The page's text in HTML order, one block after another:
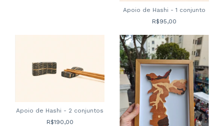
Apoio de Hashi - 1 conjunto
R$95,00
Apoio de Hashi - 2 conjuntos
R$190,00